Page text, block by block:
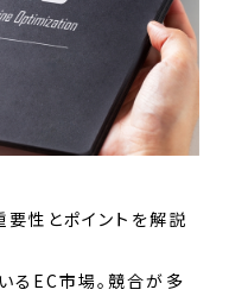
性とポイントを解説
るEC市場。競合が多